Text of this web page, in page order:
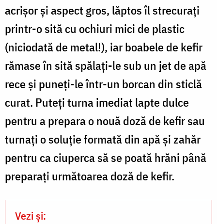
acrișor și aspect gros, lăptos îl strecurați
printr-o sită cu ochiuri mici de plastic
(niciodată de metal!), iar boabele de kefir
rămase în sită spălați-le sub un jet de apă
rece și puneți-le într-un borcan din sticlă
curat. Puteți turna imediat lapte dulce
pentru a prepara o nouă doză de kefir sau
turnați o soluție formată din apă și zahăr
pentru ca ciuperca să se poată hrăni până
preparați următoarea doză de kefir.
Vezi și: